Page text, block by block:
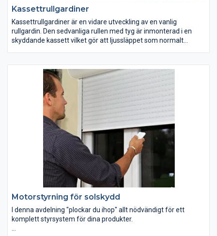
Kassettrullgardiner
Kassettrullgardiner är en vidare utveckling av en vanlig
rullgardin. Den sedvanliga rullen med tyg är inmonterad i en
skyddande kassett vilket gör att ljussläppet som normalt
inuti vilka löper den mörkläggande duken så uppnår man
närmast total mörkläggning. En mindre kassettrullgardin kan
monteras direkt på den öppningsbara fönsterbågen eller
dörren. För större fönster som öppnas utåt sker montering
oftast inuti den fönsternisch där fönstret sitter. Medan ifall
fönster öppnas inåt i rummet så blir det oftast frågan om att
montera upp själva kassetten ovanför fönsternischen och
skenorna längst med sidorna. Manövrering av en
kassettrullgardin kan ske manuellt eller med hjälp av en
inbyggd elmotor som kan styras via fjärrkontroll eller via en
strämbrytare.
Motorstyrning för solskydd
I denna avdelning "plockar du ihop" allt nödvändigt för ett
komplett styrsystem för dina produkter.